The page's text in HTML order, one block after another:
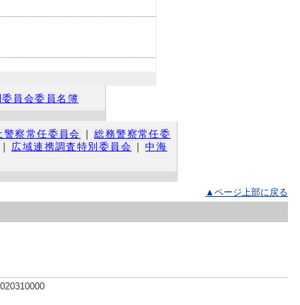
員会委員名簿
警察常任委員会 ｜ 総務警察常任委
｜ 広域連携調査特別委員会 ｜ 中海
▲ページ上部に戻る